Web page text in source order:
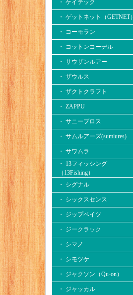
・ ケイテック
・ ゲットネット（GETNET）
・ コーモラン
・ コットンコーデル
・ サウザンルアー
・ ザウルス
・ ザクトクラフト
・ ZAPPU
・ サニーブロス
・ サムルアーズ(sumlures)
・ サワムラ
・ 13フィッシング
（13Fishing）
・ シグナル
・ シックスセンス
・ ジップベイツ
・ ジークラック
・ シマノ
・ シモツケ
・ ジャクソン（Qu-on）
・ ジャッカル